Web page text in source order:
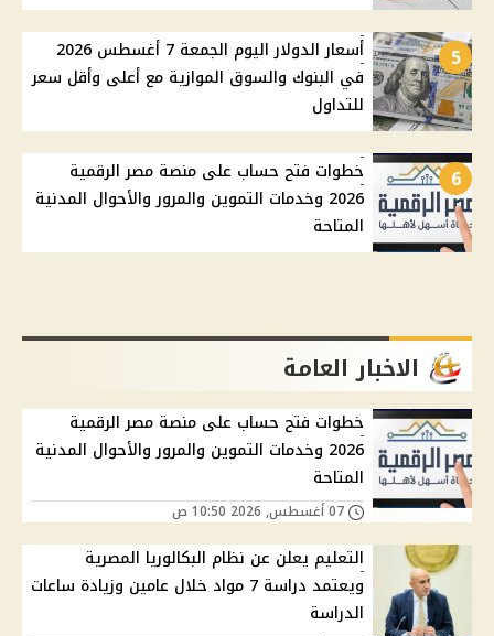
5
أسعار الدولار اليوم الجمعة 7 أغسطس 2026
في البنوك والسوق الموازية مع أعلى وأقل سعر
للتداول
6
خطوات فتح حساب على منصة مصر الرقمية
2026 وخدمات التموين والمرور والأحوال المدنية
المتاحة
الاخبار العامة
خطوات فتح حساب على منصة مصر الرقمية
2026 وخدمات التموين والمرور والأحوال المدنية
المتاحة
التعليم يعلن عن نظام البكالوريا المصرية
ويعتمد دراسة 7 مواد خلال عامين وزيادة ساعات
الدراسة